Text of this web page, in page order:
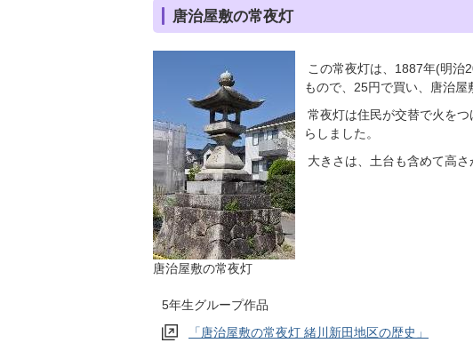
唐治屋敷の常夜灯
唐治屋敷の常夜灯
この常夜灯は、1887年(明治
もので、25円で買い、唐治屋
常夜灯は住民が交替で火を
らしました。
大きさは、土台も含めて高
5年生グループ作品
「唐治屋敷の常夜灯 緒川新田地区の歴史」